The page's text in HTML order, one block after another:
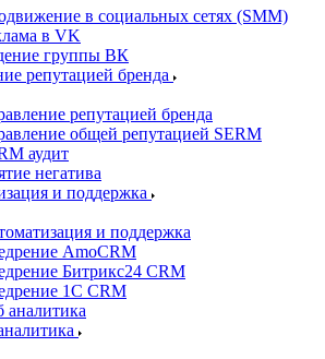
в социальных сетях (SMM)
в VK
группы ВК
репутацией бренда
репутацией бренда
общей репутацией SERM
аудит
негатива
и поддержка
и поддержка
AmoCRM
Битрикс24 CRM
1C CRM
аналитика